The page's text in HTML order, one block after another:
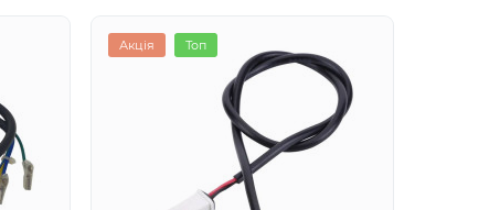
Акція Топ